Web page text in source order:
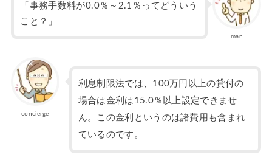
man
「事務手数料が0.0％～2.1％ってどういう
こと？」
concierge
利息制限法では、100万円以上の貸付の
場合は金利は15.0％以上設定できませ
ん。この金利というのは諸費用も含まれ
ているのです。